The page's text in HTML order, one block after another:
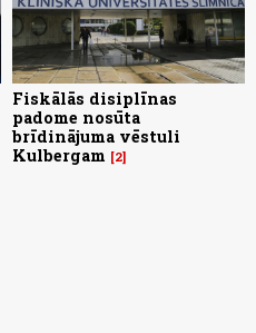
Fiskālās disiplīnas
padome nosūta
brīdinājuma vēstuli
Kulbergam
2